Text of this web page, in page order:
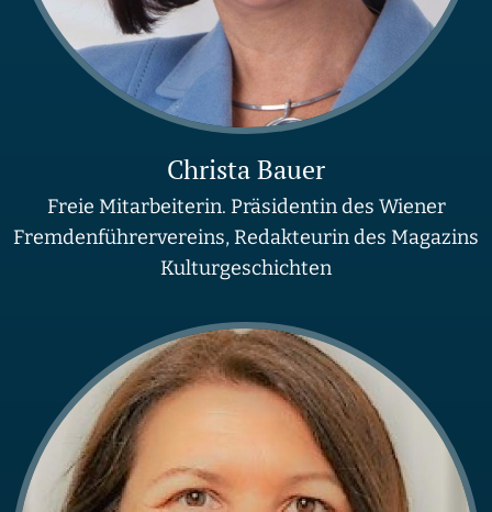
Christa Bauer
Freie Mitarbeiterin. Präsidentin des Wiener
Fremdenführervereins, Redakteurin des Magazins
Kulturgeschichten